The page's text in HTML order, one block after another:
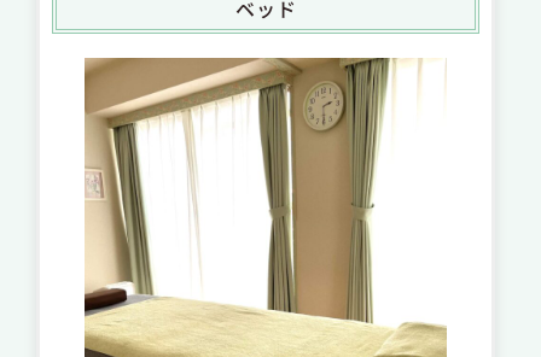
ベッド